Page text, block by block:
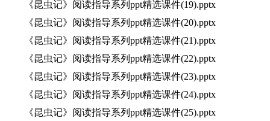
《昆虫记》阅读指导系列ppt精选课件(19).pptx
《昆虫记》阅读指导系列ppt精选课件(20).pptx
《昆虫记》阅读指导系列ppt精选课件(21).pptx
《昆虫记》阅读指导系列ppt精选课件(22).pptx
《昆虫记》阅读指导系列ppt精选课件(23).pptx
《昆虫记》阅读指导系列ppt精选课件(24).pptx
《昆虫记》阅读指导系列ppt精选课件(25).pptx